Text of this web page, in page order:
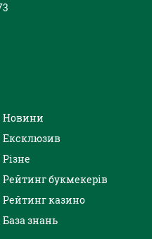
Новини
Ексклюзив
Різне
Рейтинг букмекерів
Рейтинг казино
База знань